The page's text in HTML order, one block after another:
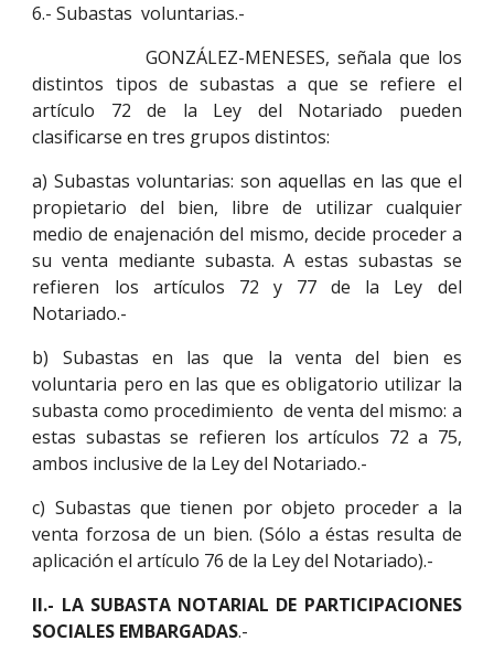
6.- Subastas voluntarias.-
GONZÁLEZ-MENESES, señala que los
distintos tipos de subastas a que se refiere el
artículo 72 de la Ley del Notariado pueden
clasificarse en tres grupos distintos:
a) Subastas voluntarias: son aquellas en las que el
propietario del bien, libre de utilizar cualquier
medio de enajenación del mismo, decide proceder a
su venta mediante subasta. A estas subastas se
refieren los artículos 72 y 77 de la Ley del
Notariado.-
b) Subastas en las que la venta del bien es
voluntaria pero en las que es obligatorio utilizar la
subasta como procedimiento de venta del mismo: a
estas subastas se refieren los artículos 72 a 75,
ambos inclusive de la Ley del Notariado.-
c) Subastas que tienen por objeto proceder a la
venta forzosa de un bien. (Sólo a éstas resulta de
aplicación el artículo 76 de la Ley del Notariado).-
II.- LA SUBASTA NOTARIAL DE PARTICIPACIONES
SOCIALES EMBARGADAS.-